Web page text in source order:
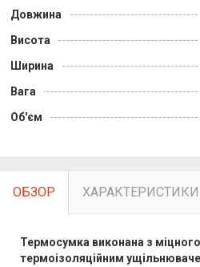
Довжина
Висота
Ширина
Вага
Об'єм
ОБЗОР ХАРАКТЕРИСТИКИ
Термосумка виконана з
термоізоляційним